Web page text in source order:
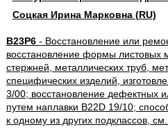
Соцкая Ирина Марковна (RU)
B23P6- Восстановление или
восстановление формы листовых
стержней, металлических труб,
специфических изделий,
3/00; восстановление дефектных
путем наплавки B22D 19/10;
к одному из других подклассов,